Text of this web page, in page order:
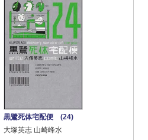
黒鷺死体宅配便 (24)
大塚英志 山崎峰水